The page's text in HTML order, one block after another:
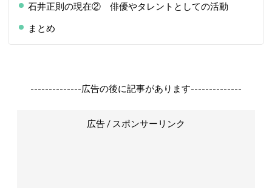
石井正則の現在② 俳優やタレントとしての活動
まとめ
--------------広告の後に記事があります--------------
広告 / スポンサーリンク